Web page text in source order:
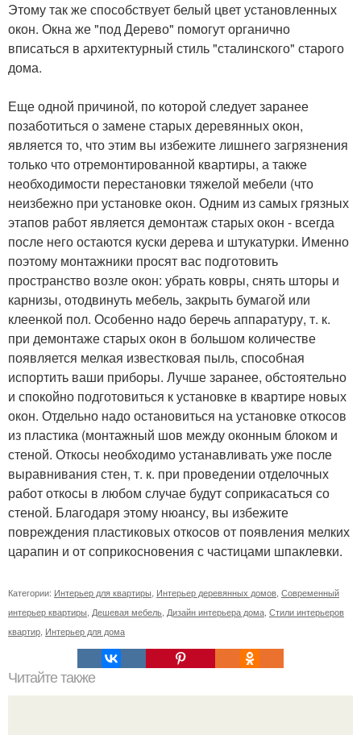
Этому так же способствует белый цвет установленных
окон. Окна же "под Дерево" помогут органично
вписаться в архитектурный стиль "сталинского" старого
дома.
Еще одной причиной, по которой следует заранее
позаботиться о замене старых деревянных окон,
является то, что этим вы избежите лишнего загрязнения
только что отремонтированной квартиры, а также
необходимости перестановки тяжелой мебели (что
неизбежно при установке окон. Одним из самых грязных
этапов работ является демонтаж старых окон - всегда
после него остаются куски дерева и штукатурки. Именно
поэтому монтажники просят вас подготовить
пространство возле окон: убрать ковры, снять шторы и
карнизы, отодвинуть мебель, закрыть бумагой или
клеенкой пол. Особенно надо беречь аппаратуру, т. к.
при демонтаже старых окон в большом количестве
появляется мелкая известковая пыль, способная
испортить ваши приборы. Лучше заранее, обстоятельно
и спокойно подготовиться к установке в квартире новых
окон. Отдельно надо остановиться на установке откосов
из пластика (монтажный шов между оконным блоком и
стеной. Откосы необходимо устанавливать уже после
выравнивания стен, т. к. при проведении отделочных
работ откосы в любом случае будут соприкасаться со
стеной. Благодаря этому нюансу, вы избежите
повреждения пластиковых откосов от появления мелких
царапин и от соприкосновения с частицами шпаклевки.
Категории: Интерьер для квартиры Интерьер деревянных домов Современный
интерьер квартиры Дешевая мебель Дизайн интерьера дома Стили интерьеров
квартир Интерьер для дома
Читайте также